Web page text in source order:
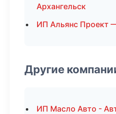
Архангельск
ИП Альянс Проект
Другие
ИП Масло Авто -